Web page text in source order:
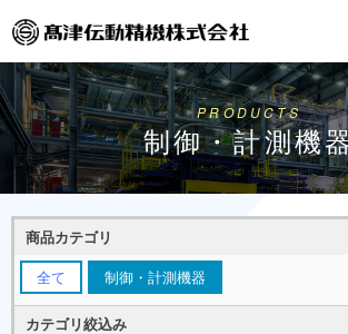
PRODUCTS
制御・計測機
商品カテゴリ
全て 制御・計測機器
カテゴリ絞込み